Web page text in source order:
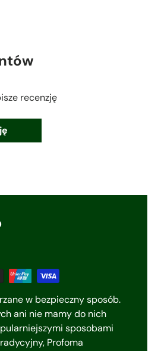
recenzję
w bezpieczny sposób.
ani nie mamy do nich
sposobami
Profoma